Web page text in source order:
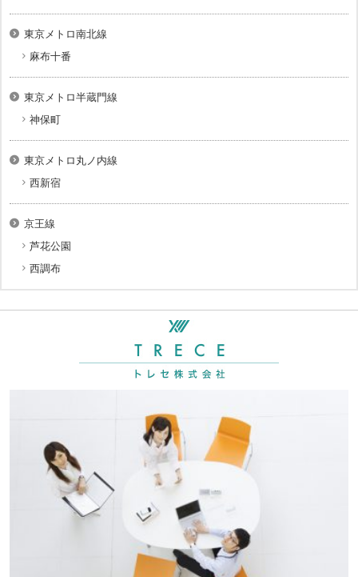
東京メトロ南北線
麻布十番
東京メトロ半蔵門線
神保町
東京メトロ丸ノ内線
西新宿
京王線
芦花公園
西調布